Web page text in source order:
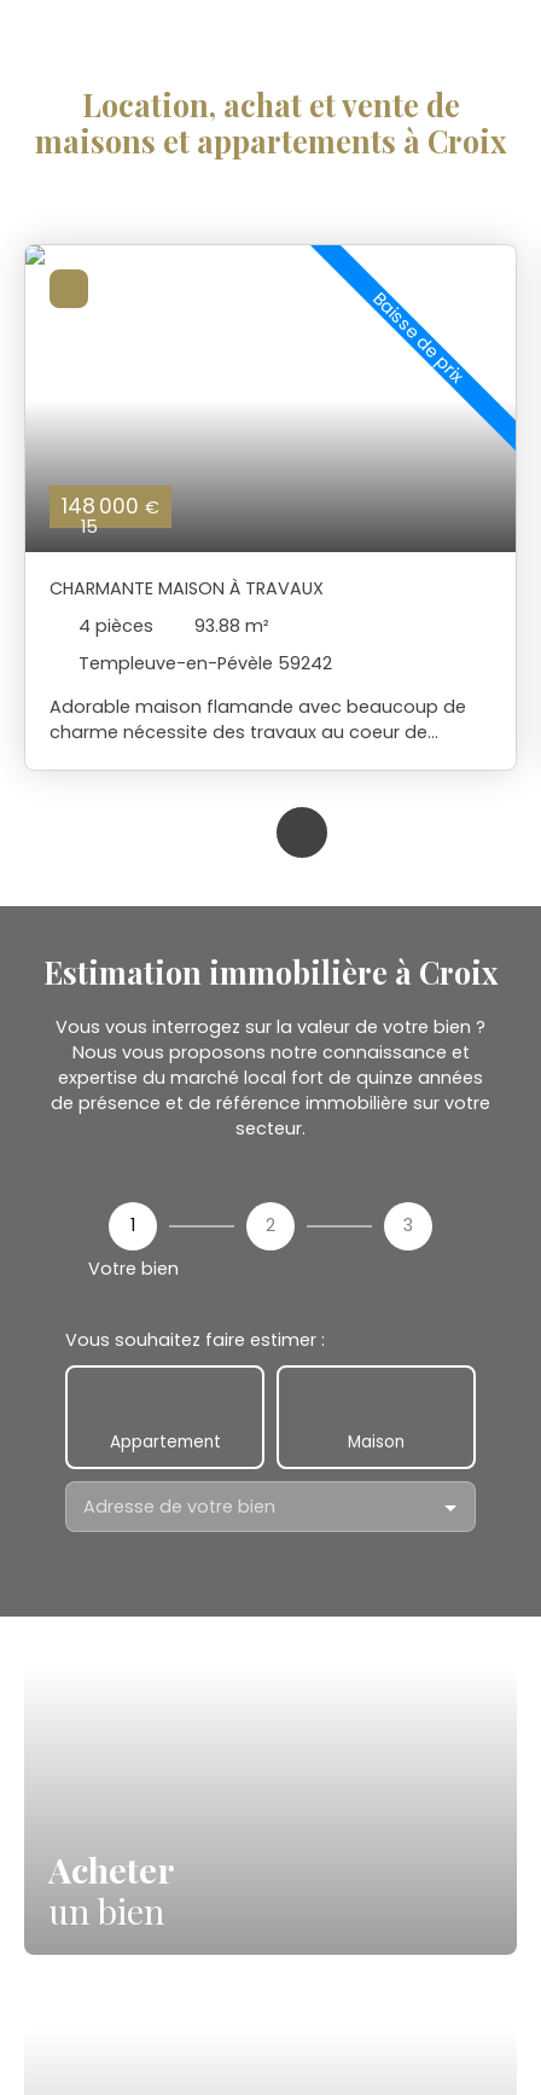
Location, achat et vente de
maisons et appartements à Croix
148 000 €
Baisse de prix
15
CHARMANTE MAISON À TRAVAUX
4 pièces 93.88 m²
Templeuve-en-Pévèle 59242
Adorable maison flamande avec beaucoup de
charme nécessite des travaux au coeur de
WC et possibilité de chambre au rez-de-
chaussée A l 'étage possibilité de 2 petites
chambres et une mezzanine Jardin au calme et à
nous pour une visite
Estimation immobilière à Croix
Vous vous interrogez sur la valeur de votre bien ?
Nous vous proposons notre connaissance et
expertise du marché local fort de quinze années
de présence et de référence immobilière sur votre
secteur.
1
Votre bien
2 3
Vous souhaitez faire estimer :
Appartement Maison
Adresse de votre bien
Acheter
un bien